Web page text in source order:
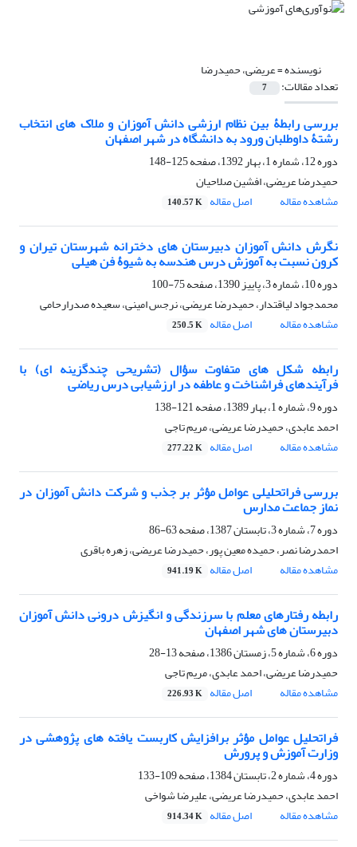
نویسنده =عریضی، حمیدرضا
تعداد مقالات: 7
بررسی رابطۀ بین نظام ارزشی دانش آموزان و ملاک های انتخاب
رشتۀ داوطلبان ورود به دانشگاه در شهر اصفهان
دوره 12، شماره 1، بهار 1392، صفحه
125-148
حمیدرضا عریضی، افشین صلاحیان
مشاهده مقاله
اصل مقاله 140.57 K
نگرش دانش آموزان دبیرستان های دخترانه شهرستان تیران و
کرون نسبت به آموزش درس هندسه به شیوۀ فن هیلی
دوره 10، شماره 3، پاییز 1390، صفحه
75-100
محمدجواد لیاقتدار، حمیدرضا عریضی، نرجس امینی، سعیده صدرارحامی
مشاهده مقاله
اصل مقاله 250.5 K
رابطه شکل های متفاوت سؤال (تشریحی چندگزینه ای) با
فرآیندهای فراشناخت و عاطفه در ارزشیابی درس ریاضی
دوره 9، شماره 1، بهار 1389، صفحه
121-138
احمد عابدی، حمیدرضا عریضی، مریم تاجی
مشاهده مقاله
اصل مقاله 277.22 K
بررسی فراتحلیلی عوامل مؤثر بر جذب و شرکت دانش آموزان در
نماز جماعت مدارس
دوره 7، شماره 3، تابستان 1387، صفحه
63-86
ﺍﺣﻤﺪﺭﺿﺎ ﻧﺼﺮ، حمیده معین پور، حمیدرضا عریضی، زهره باقری
مشاهده مقاله
اصل مقاله 941.19 K
رابطه رفتارهای معلم با سرزندگی و انگیزش درونی دانش آموزان
دبیرستان های شهر اصفهان
دوره 6، شماره 5، زمستان 1386، صفحه
13-28
حمیدرضا عریضی، احمد عابدی، مریم تاجی
مشاهده مقاله
اصل مقاله 226.93 K
فراتحلیل عوامل مؤثر برافزایش کاربست یافته های پژوهشی در
وزارت آموزش و پرورش
دوره 4، شماره 2، تابستان 1384، صفحه
109-133
احمد عابدی، حمیدرضا عریضی، علیرضا شواخی
مشاهده مقاله
اصل مقاله 914.34 K